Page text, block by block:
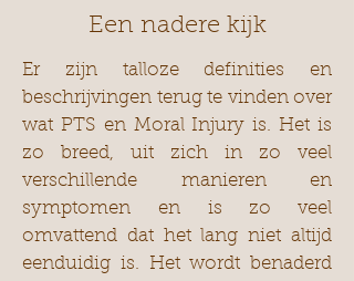
Een nadere kijk
Er zijn talloze definities en
beschrijvingen terug te vinden over
wat PTS en Moral Injury is. Het is
zo breed, uit zich in zo veel
verschillende manieren en
symptomen en is zo veel
omvattend dat het lang niet altijd
eenduidig is. Het wordt benaderd